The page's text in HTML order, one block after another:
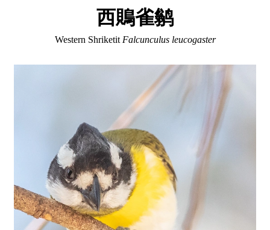
西鵙雀鹟
Western Shriketit Falcunculus leucogaster